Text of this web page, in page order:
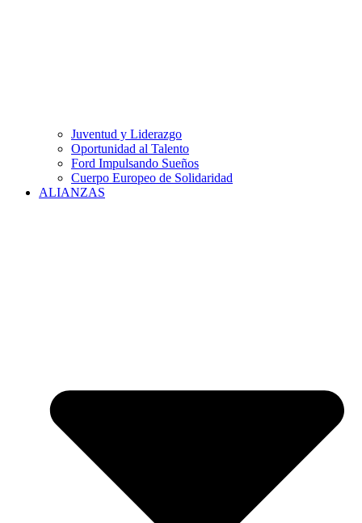
Juventud y Liderazgo
Oportunidad al Talento
Ford Impulsando Sueños
Cuerpo Europeo de Solidaridad
ALIANZAS